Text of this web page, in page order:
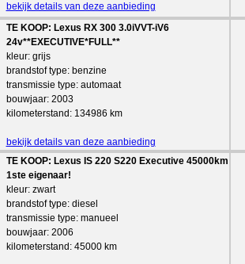
bekijk details van deze aanbieding
TE KOOP: Lexus RX 300 3.0iVVT-iV6
24v**EXECUTIVE*FULL**
kleur: grijs
brandstof type: benzine
transmissie type: automaat
bouwjaar: 2003
kilometerstand: 134986 km
bekijk details van deze aanbieding
TE KOOP: Lexus IS 220 S220 Executive 45000km
1ste eigenaar!
kleur: zwart
brandstof type: diesel
transmissie type: manueel
bouwjaar: 2006
kilometerstand: 45000 km